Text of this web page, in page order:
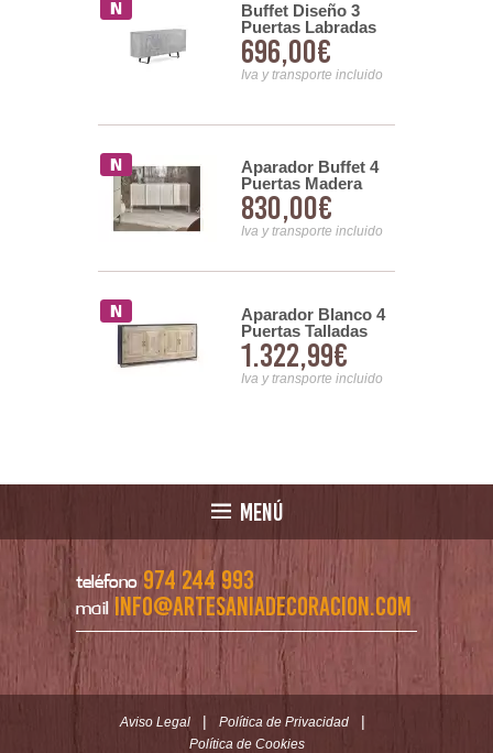
Buffet Diseño 3
Puertas Labradas
Color Gris Serie
Alcurtar
696,00€
Iva y transporte incluido
Aparador Buffet 4
Puertas Madera
Mango Blanco
Serie Avio
830,00€
Iva y transporte incluido
Aparador Blanco 4
Puertas Talladas
Decoradas Mango
Macizo Airoly
1.322,99€
Iva y transporte incluido
MENÚ
teléfono 974 244 993
mail info@artesaniadecoracion.com
Aviso Legal | Política de Privacidad |
Política de Cookies